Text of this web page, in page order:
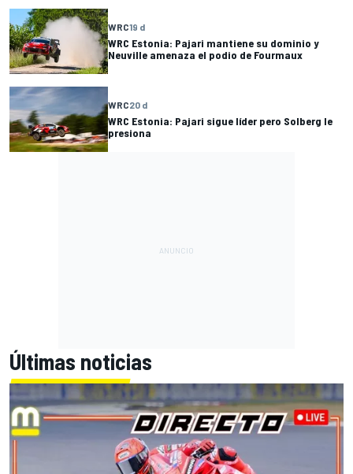
WRC19 d
WRC Estonia: Pajari mantiene su dominio y
Neuville amenaza el podio de Fourmaux
WRC20 d
WRC Estonia: Pajari sigue líder pero Solberg le
presiona
Últimas noticias